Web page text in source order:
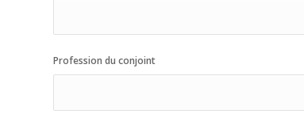
Profession du conjoint